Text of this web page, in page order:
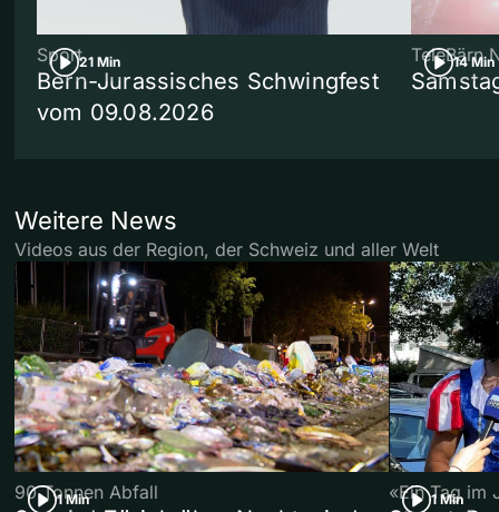
21 Min
Sport
Bern-Jurassisches Schwingfest
vom 09.08.2026
14 Min
TeleBärn
Weitere News
Videos aus der Region, der Schweiz und aller Welt
1 Min
90 Tonnen Abfall 1 Min
«Ein Tag im